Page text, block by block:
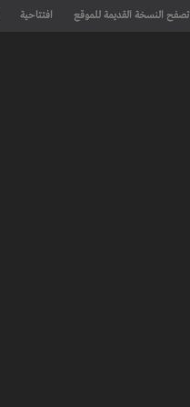
تصفح النسخة القديمة للموقع افتتاحية